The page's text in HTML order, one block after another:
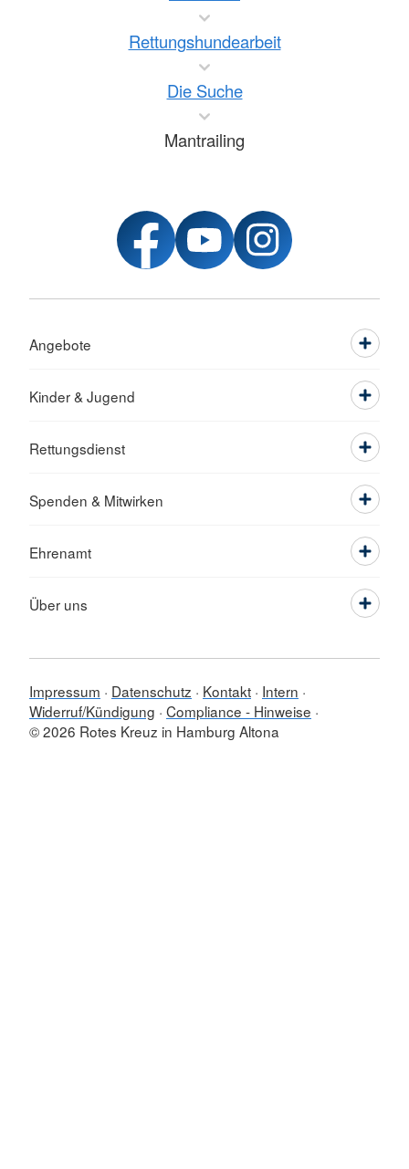
Rettungshundearbeit
Die Suche
Mantrailing
Angebote
Kinder & Jugend
Rettungsdienst
Spenden & Mitwirken
Ehrenamt
Über uns
Impressum Datenschutz Kontakt Intern
Widerruf/Kündigung Compliance - Hinweise
© 2026 Rotes Kreuz in Hamburg Altona